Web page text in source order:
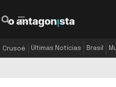
Crusoé Últimas Notícias Brasil